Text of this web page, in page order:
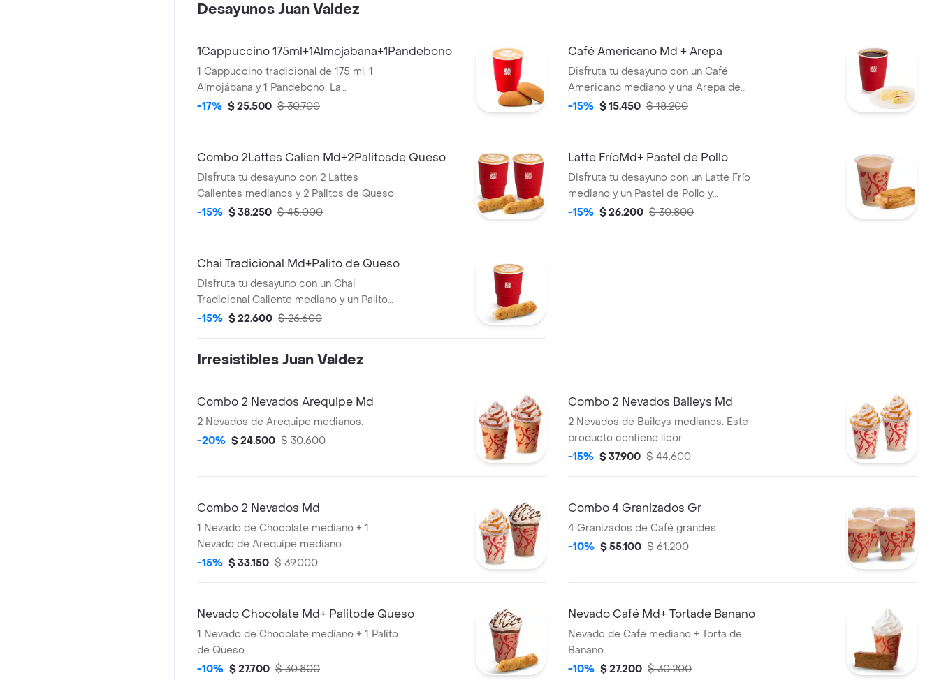
transporte para pedidos a domicilio.
Desayunos Juan Valdez
1Cappuccino 175ml+1Almojabana+1Pandebono
1 Cappuccino tradicional de 175 ml, 1
Almojábana y 1 Pandebono. La
presentación del Cappuccino puede
transporte para pedidos a domicilio.
-17% $ 25.500 $ 30.700
Café Americano Md + Arepa
Disfruta tu desayuno con un Café
Americano mediano y una Arepa de
queso.
-15% $ 15.450 $ 18.200
Combo 2Lattes Calien Md+2Palitosde Queso
Disfruta tu desayuno con 2 Lattes
Calientes medianos y 2 Palitos de Queso.
-15% $ 38.250 $ 45.000
Latte FríoMd+ Pastel de Pollo
Disfruta tu desayuno con un Latte Frío
mediano y un Pastel de Pollo y
Champiñones.
-15% $ 26.200 $ 30.800
Chai Tradicional Md+Palito de Queso
Disfruta tu desayuno con un Chai
Tradicional Caliente mediano y un Palito
de Queso.
-15% $ 22.600 $ 26.600
Irresistibles Juan Valdez
Combo 2 Nevados Arequipe Md
2 Nevados de Arequipe medianos.
-20% $ 24.500 $ 30.600
Combo 2 Nevados Baileys Md
2 Nevados de Baileys medianos. Este
producto contiene licor.
-15% $ 37.900 $ 44.600
Combo 2 Nevados Md
1 Nevado de Chocolate mediano + 1
Nevado de Arequipe mediano.
-15% $ 33.150 $ 39.000
Combo 4 Granizados Gr
4 Granizados de Café grandes.
-10% $ 55.100 $ 61.200
Nevado Chocolate Md+ Palitode Queso
1 Nevado de Chocolate mediano + 1 Palito
de Queso.
-10% $ 27.700 $ 30.800
Nevado Café Md+ Tortade Banano
Nevado de Café mediano + Torta de
Banano.
-10% $ 27.200 $ 30.200